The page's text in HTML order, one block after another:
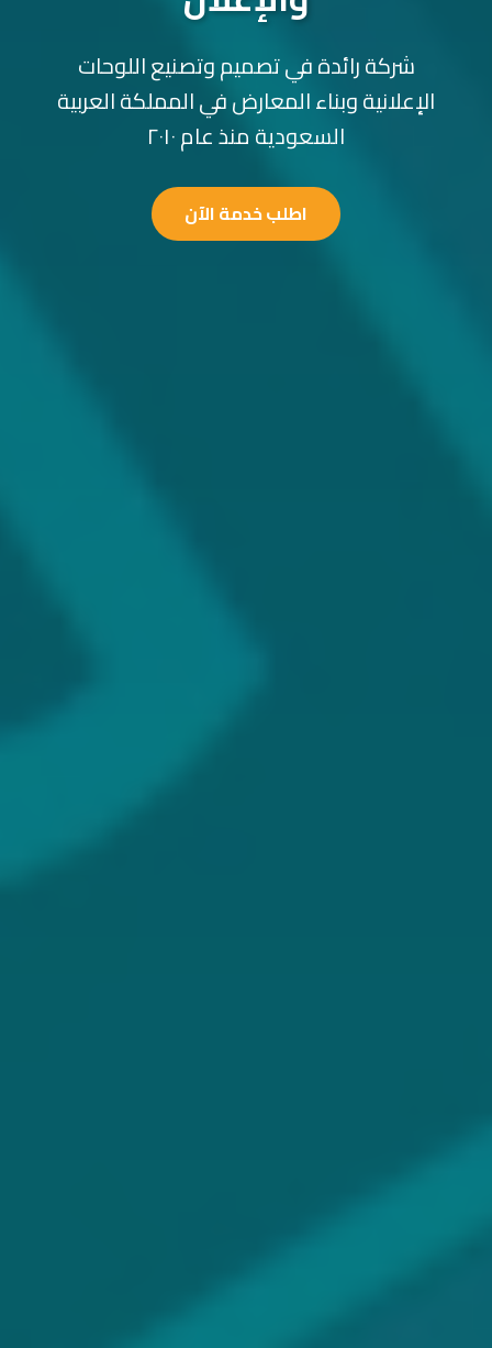
شركة رائدة في تصميم وتصنيع اللوحات
الإعلانية وبناء المعارض في المملكة العربية
السعودية منذ عام ٢٠١٠
اطلب خدمة الآن